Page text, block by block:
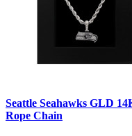
Seattle Seahawks GLD
Rope Chain